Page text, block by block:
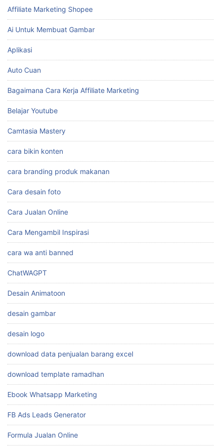
Affiliate Marketing Shopee
Ai Untuk Membuat Gambar
Aplikasi
Auto Cuan
Bagaimana Cara Kerja Affiliate Marketing
Belajar Youtube
Camtasia Mastery
cara bikin konten
cara branding produk makanan
Cara desain foto
Cara Jualan Online
Cara Mengambil Inspirasi
cara wa anti banned
ChatWAGPT
Desain Animatoon
desain gambar
desain logo
download data penjualan barang excel
download template ramadhan
Ebook Whatsapp Marketing
FB Ads Leads Generator
Formula Jualan Online